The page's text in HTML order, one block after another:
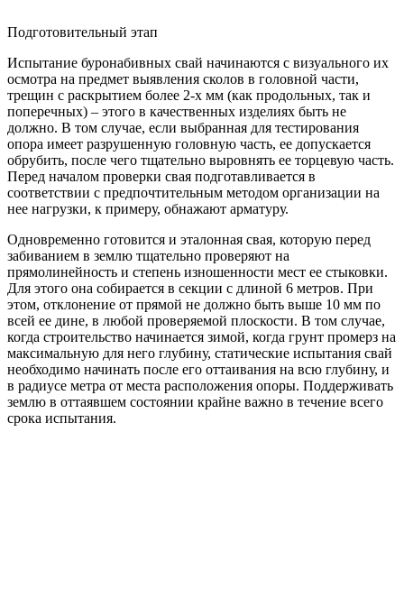
Подготовительный этап
Испытание буронабивных свай начинаются с визуального их
осмотра на предмет выявления сколов в головной части,
трещин с раскрытием более 2-х мм (как продольных, так и
поперечных) – этого в качественных изделиях быть не
должно. В том случае, если выбранная для тестирования
опора имеет разрушенную головную часть, ее допускается
обрубить, после чего тщательно выровнять ее торцевую часть.
Перед началом проверки свая подготавливается в
соответствии с предпочтительным методом организации на
нее нагрузки, к примеру, обнажают арматуру.
Одновременно готовится и эталонная свая, которую перед
забиванием в землю тщательно проверяют на
прямолинейность и степень изношенности мест ее стыковки.
Для этого она собирается в секции с длиной 6 метров. При
этом, отклонение от прямой не должно быть выше 10 мм по
всей ее дине, в любой проверяемой плоскости. В том случае,
когда строительство начинается зимой, когда грунт промерз на
максимальную для него глубину, статические испытания свай
необходимо начинать после его оттаивания на всю глубину, и
в радиусе метра от места расположения опоры. Поддерживать
землю в оттаявшем состоянии крайне важно в течение всего
срока испытания.